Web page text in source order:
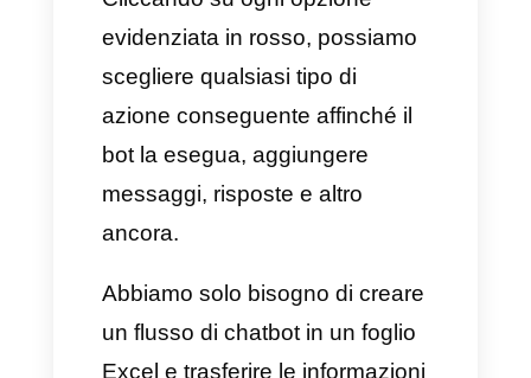
preconfigurare questi servizi
capaci di rendere il tuo lavoro
estremamente semplice e
produttivo.
Nonostante ci siano svariati tipi
di chatbot, oggi vogliamo
focalizzarci su come ideare un